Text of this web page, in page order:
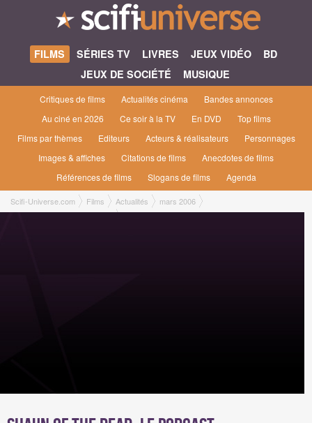
FILMS SÉRIES TV LIVRES JEUX VIDÉO
BD
JEUX DE SOCIÉTÉ
MUSIQUE
Critiques de films Actualités cinéma
Bandes annonces
Au ciné en 2026
Ce soir à la TV En DVD
Top films
Films par thèmes
Editeurs Acteurs & réalisateurs
Personnages
Images & affiches
Citations de films
Anecdotes de films
Références de films
Slogans de films Agenda
Scifi-Universe.com Films Actualités
mars 2006
Shaun of the Dead, le Podcast